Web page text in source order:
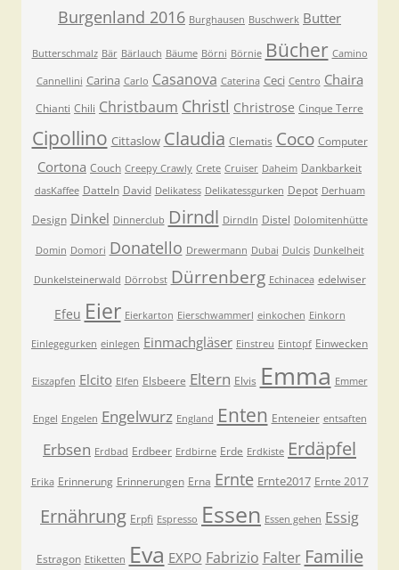
Burgenland 2016 Burghausen Buschwerk Butter
Butterschmalz Bär Bärlauch Bäume Börni Börnie Bücher Camino
Cannellini Carina Carlo Casanova Caterina Ceci Centro Chaira
Chianti Chili Christbaum Christl Christrose Cinque Terre
Cipollino Cittaslow Claudia Clematis Coco Computer
Cortona Couch Creepy Crawly Crete Cruiser Daheim Dankbarkeit
dasKaffee Datteln David Delikatess Delikatessgurken Depot Derhuam
Design Dinkel Dinnerclub Dirndl Dirndln Distel Dolomitenhütte
Domin Domori Donatello Drewermann Dubai Dulcis Dunkelheit
Dunkelsteinerwald Dörrobst Dürrenberg Echinacea edelwiser
Efeu Eier Eierkarton Eierschwammerl einkochen Einkorn
Einlegegurken einlegen Einmachgläser Einstreu Eintopf Einwecken
Eiszapfen Elcito Elfen Elsbeere Eltern Elvis Emma Emmer
Engel Engelen Engelwurz England Enten Enteneier entsaften
Erbsen Erdbad Erdbeer Erdbirne Erde Erdkiste Erdäpfel
Erika Erinnerung Erinnerungen Erna Ernte Ernte2017 Ernte 2017
Ernährung Erpfi Espresso Essen Essen gehen Essig
Estragon Etiketten Eva EXPO Fabrizio Falter Familie